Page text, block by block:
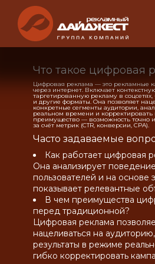
Что такое цифровая
Цифровая реклама — это рекламные
через интернет. Включает
таргетированную рекламу в
и другие форматы. Она позволяет
конкретные сегменты аудитории,
реальном времени и
преимущество — возможность точно
за счёт метрик (CTR, конверсии, CPA).
Часто задаваемые
Как работает цифровая
Она анализирует
пользователей и на основе
показывает релевантные
В чем преимущества
перед традиционной?
Цифровая реклама
нацеливаться на
результаты в режиме
гибко корректировать